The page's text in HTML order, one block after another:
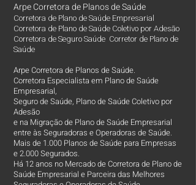
Arpe Corretora de Planos de Saúde
Corretora de Plano de Saúde Empresarial
Corretora de Plano de Saúde Coletivo por Adesão
Corretora de Seguro Saúde Corretor de Plano de
Saúde
Arpe Corretora de Planos de Saúde.
Corretora Especialista em Plano de Saúde
Empresarial,
Seguro de Saúde, Plano de Saúde Coletivo por
Adesão
e na Migração de Plano de Saúde Empresarial
entre às Seguradoras e Operadoras de Saúde.
Mais de 1.000 Planos de Saúde para Empresas
e 2.000 Segurados.
Há 12 anos no Mercado de Corretora de Plano de
Saúde Empresarial e Parceira das Melhores